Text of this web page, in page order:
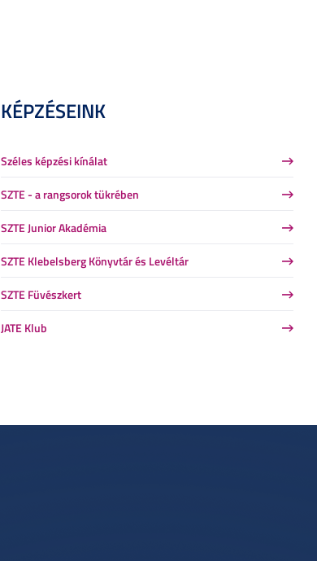
KÉPZÉSEINK
Széles képzési kínálat
SZTE - a rangsorok tükrében
SZTE Junior Akadémia
SZTE Klebelsberg Könyvtár és Levéltár
SZTE Füvészkert
JATE Klub